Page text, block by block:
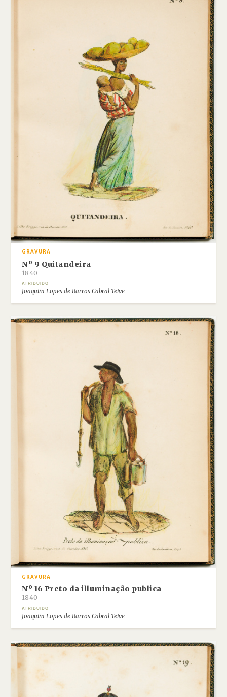
GRAVURA
Nº 9 Quitandeira
1840
ATRIBUÍDO
Joaquim Lopes de Barros Cabral Teive
GRAVURA
Nº 16 Preto da illuminação publica
1840
ATRIBUÍDO
Joaquim Lopes de Barros Cabral Teive